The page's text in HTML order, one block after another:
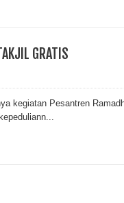
GRATIS
kegiatan Pesantren